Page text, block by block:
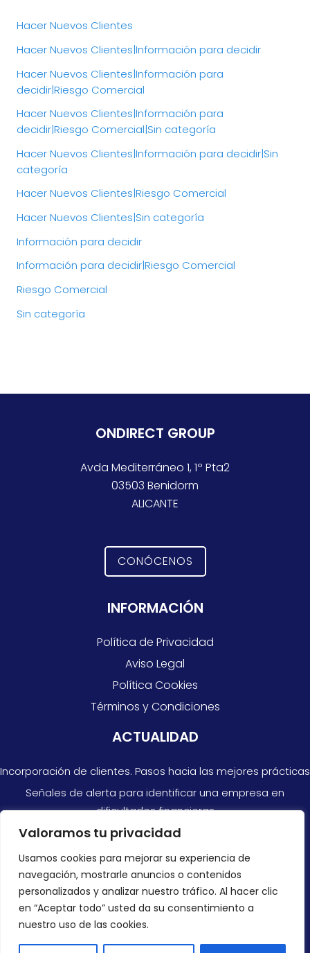
Valoramos tu privacidad
Usamos cookies para mejorar su experiencia de
navegación, mostrarle anuncios o contenidos
personalizados y analizar nuestro tráfico. Al hacer clic
en “Aceptar todo” usted da su consentimiento a
nuestro uso de las cookies.
Hacer Nuevos Clientes
Hacer Nuevos Clientes|Información para decidir
Hacer Nuevos Clientes|Información para
decidir|Riesgo Comercial
Hacer Nuevos Clientes|Información para
decidir|Riesgo Comercial|Sin categoría
Hacer Nuevos Clientes|Información para decidir|Sin
categoría
Hacer Nuevos Clientes|Riesgo Comercial
Hacer Nuevos Clientes|Sin categoría
Información para decidir
Información para decidir|Riesgo Comercial
Riesgo Comercial
Sin categoría
ONDIRECT GROUP
Avda Mediterráneo 1, 1º Pta2
03503 Benidorm
ALICANTE
CONÓCENOS
INFORMACIÓN
Política de Privacidad
Aviso Legal
Política Cookies
Términos y Condiciones
ACTUALIDAD
Incorporación de clientes. Pasos hacia las mejores prácticas
Señales de alerta para identificar una empresa en
dificultades financieras
Razones por las que no siempre puedes confiar en las
CONTACTAR
+34 966 878 300